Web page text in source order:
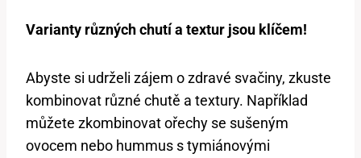
Varianty různých‌ chutí a textur jsou ⁢klíčem!
Abyste si udrželi zájem o zdravé svačiny, zkuste
kombinovat různé chutě a textury. Například
můžete zkombinovat‌ ořechy se sušeným​
ovocem nebo‌ hummus s tymiánovými